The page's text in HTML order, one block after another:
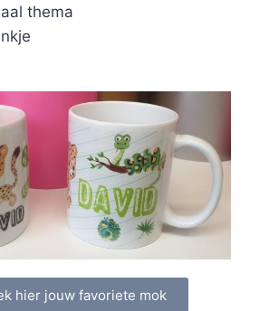
thema
hier jouw favoriete mok